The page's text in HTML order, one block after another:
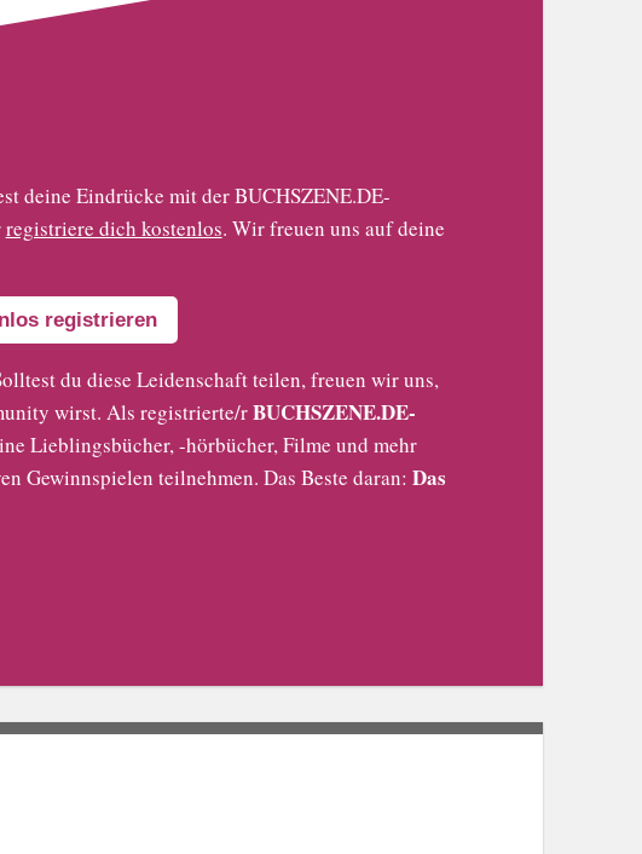
deine Eindrücke mit der BUCHSZENE.DE-
registriere dich kostenlos. Wir freuen uns auf deine
registrieren
du diese Leidenschaft teilen, freuen wir uns,
wirst. Als registrierte/rBUCHSZENE.DE-
Lieblingsbücher, -hörbücher, Filme und mehr
Gewinnspielen teilnehmen. Das Beste daran: Das